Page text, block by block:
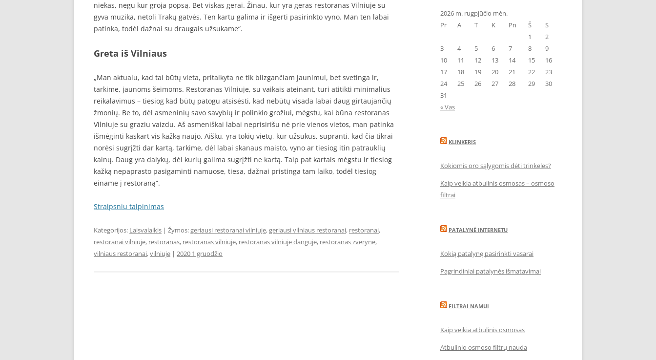
niekas, negu kur groja popsą. Bet viskas gerai. Žinau, kur yra geras restoranas Vilniuje su
gyva muzika, netoli Trakų gatvės. Ten kartu galima ir išgerti pasirinkto vyno. Man ten labai
patinka, todėl dažnai su draugais užsukame“.
Greta iš Vilniaus
„Man aktualu, kad tai būtų vieta, pritaikyta ne tik blizgančiam jaunimui, bet svetinga ir,
tarkime, jaunoms šeimoms. Restoranas Vilniuje, su vaikais ateinant, turi atitikti minimalius
reikalavimus – tiesiog kad būtų patogu atsisėsti, kad nebūtų visada labai daug girtaujančių
žmonių. Be to, dėl asmeninių savo savybių ir polinkio grožiui, mėgstu, kai būna restoranas
Vilniuje su graziu vaizdu. Aš asmeniškai labai neprisirišu nė prie vienos vietos, man patinka
išmėginti kaskart vis kažką naujo. Aišku, yra tokių vietų, kur užsukus, supranti, kad čia tikrai
norėsi sugrįžti dar kartą, tarkime, dėl labai skanaus maisto, vyno ar tiesiog itin patrauklių
kainų. Daug yra dalykų, dėl kurių galima sugrįžti ne kartą. Taip pat kartais mėgstu ir tiesiog
kažką nepaprasto pasigaminti namuose, tiesa, dažnai pristinga tam laiko, todėl tiesiog
einame į restoraną“.
Straipsniu talpinimas
Kategorijos: Laisvalaikis | Žymos:geriausi restoranai vilniuje,geriausi vilniaus restoranai, restoranai,
restoranai vilniuje, restoranas, restoranas vilniuje, restoranas vilniuje danguje, restoranas zveryne,
vilniaus restoranai,vilniuje | 2020 1 gruodžio
2026 m. rugpjūčio mėn.
Pr
A T K Pn Š
S
1
2
3
4 5 6 7 8
9
10
11 12 13 14 15
16
17
18 19 20 21 22
23
24
25 26 27 28 29
30
31
« Vas
KLINKERIS
Kokiomis oro sąlygomis dėti trinkeles?
Kaip veikia atbulinis osmosas – osmoso
filtrai
PATALYNĖ INTERNETU
Kokią patalynę pasirinkti vasarai
Pagrindiniai patalynės išmatavimai
FILTRAI NAMUI
Kaip veikia atbulinis osmosas
Atbulinio osmoso filtrų nauda